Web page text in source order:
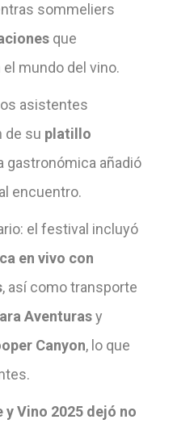
sommeliers
que
mundo del vino.
asistentes
de su platillo
gastronómica añadió
encuentro.
el festival incluyó
en vivo con
, así como transporte
Aventurasy
Canyon, lo que
y Vino 2025 dejó no